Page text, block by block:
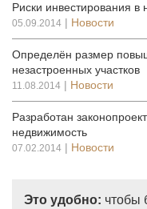
Риски инвестирования в
05.09.2014 | Новости
Определён размер
незастроенных участков
11.08.2014 | Новости
Разработан
недвижимость
07.02.2014 | Новости
Это удобно: чтобы